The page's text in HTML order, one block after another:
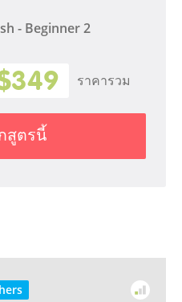
- Beginner 2
ราคารวม
สูตรนี้